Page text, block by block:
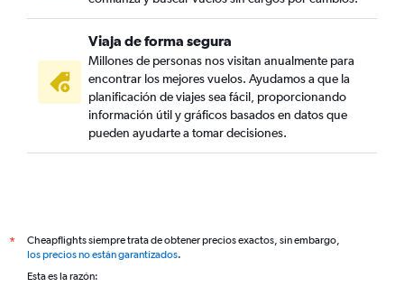
Viaja de forma segura
Millones de personas nos visitan anualmente para
encontrar los mejores vuelos. Ayudamos a que la
planificación de viajes sea fácil, proporcionando
información útil y gráficos basados en datos que
pueden ayudarte a tomar decisiones.
*
Cheapflights siempre trata de obtener precios exactos, sin embargo,
los precios no están garantizados.
Esta es la razón: